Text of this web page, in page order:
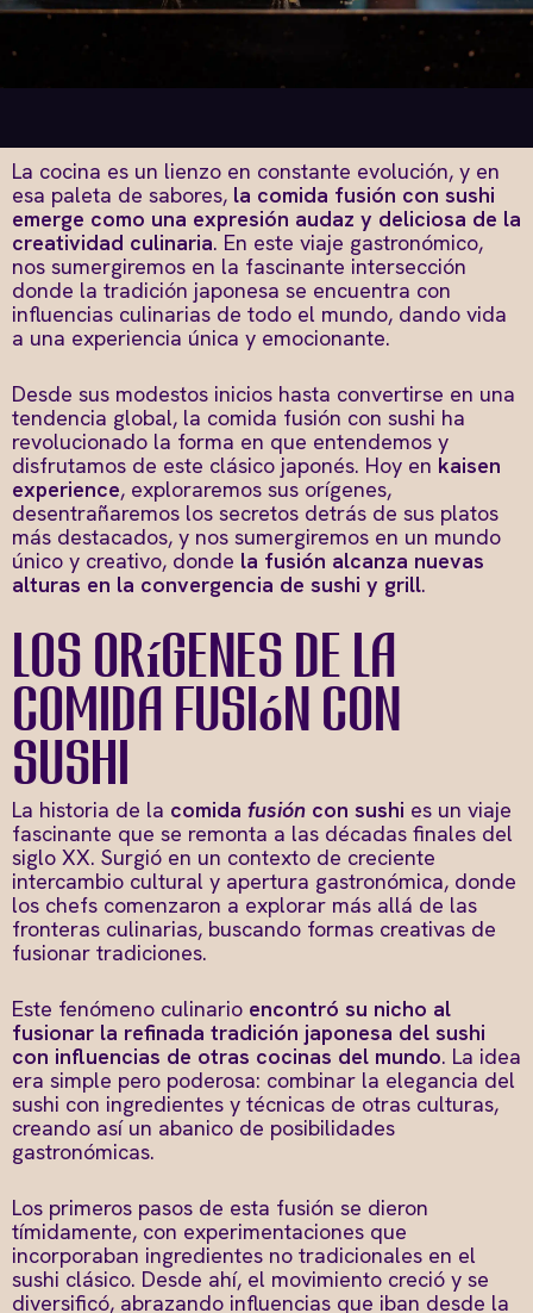
La cocina es un lienzo en constante evolución, y en
esa paleta de sabores, la comida fusión con sushi
emerge como una expresión audaz y deliciosa de la
creatividad culinaria. En este viaje gastronómico,
nos sumergiremos en la fascinante intersección
donde la tradición japonesa se encuentra con
influencias culinarias de todo el mundo, dando vida
a una experiencia única y emocionante.
Desde sus modestos inicios hasta convertirse en una
tendencia global, la comida fusión con sushi ha
revolucionado la forma en que entendemos y
disfrutamos de este clásico japonés. Hoy en kaisen
experience, exploraremos sus orígenes,
desentrañaremos los secretos detrás de sus platos
más destacados, y nos sumergiremos en un mundo
único y creativo, donde la fusión alcanza nuevas
alturas en la convergencia de sushi y grill.
Los orígenes de la
comida fusión con
sushi
La historia de la comida fusión con sushi es un viaje
fascinante que se remonta a las décadas finales del
siglo XX. Surgió en un contexto de creciente
intercambio cultural y apertura gastronómica, donde
los chefs comenzaron a explorar más allá de las
fronteras culinarias, buscando formas creativas de
fusionar tradiciones.
Este fenómeno culinario encontró su nicho al
fusionar la refinada tradición japonesa del sushi
con influencias de otras cocinas del mundo. La idea
era simple pero poderosa: combinar la elegancia del
sushi con ingredientes y técnicas de otras culturas,
creando así un abanico de posibilidades
gastronómicas.
Los primeros pasos de esta fusión se dieron
tímidamente, con experimentaciones que
incorporaban ingredientes no tradicionales en el
sushi clásico. Desde ahí, el movimiento creció y se
diversificó, abrazando influencias que iban desde la